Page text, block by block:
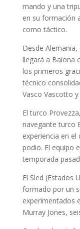
mando y una
en su formación
como táctico.
Desde
llegará a Baiona
los primeros
técnico
Vasco Vascotto
El turco
navegante turco
experiencia en
podio. El equipo
temporada
El Sled (Estados
formado por un
experimentados
Murray Jones,